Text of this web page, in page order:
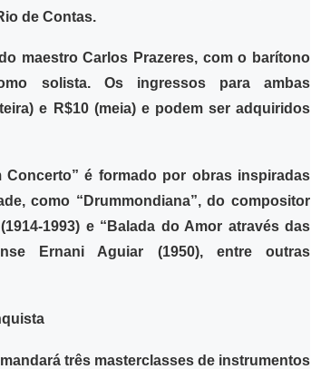
de Contas.
maestro Carlos Prazeres, com o barítono
solista. Os ingressos para ambas
e R$10 (meia) e podem ser adquiridos
Concerto” é formado por obras inspiradas
como “Drummondiana”, do compositor
1993) e “Balada do Amor através das
Ernani Aguiar (1950), entre outras
três masterclasses de instrumentos